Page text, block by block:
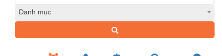
Danh mục